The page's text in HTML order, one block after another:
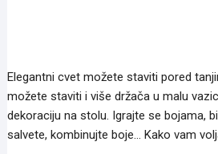
Elegantni cvet možete staviti pored
možete staviti i više držača u malu
dekoraciju na stolu. Igrajte se bojama,
salvete, kombinujte boje… Kako vam